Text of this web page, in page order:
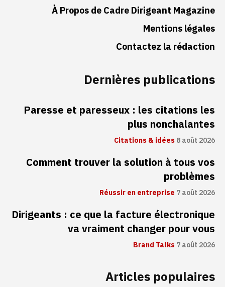
À Propos de Cadre Dirigeant Magazine
Mentions légales
Contactez la rédaction
Dernières publications
Paresse et paresseux : les citations les
plus nonchalantes
Citations & idées8 août 2026
Comment trouver la solution à tous vos
problèmes
Réussir en entreprise 7 août 2026
Dirigeants : ce que la facture électronique
va vraiment changer pour vous
Brand Talks7 août 2026
Articles populaires